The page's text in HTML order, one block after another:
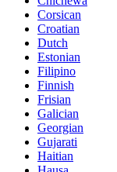
Corsican
Croatian
Dutch
Estonian
Filipino
Finnish
Frisian
Galician
Georgian
Gujarati
Haitian